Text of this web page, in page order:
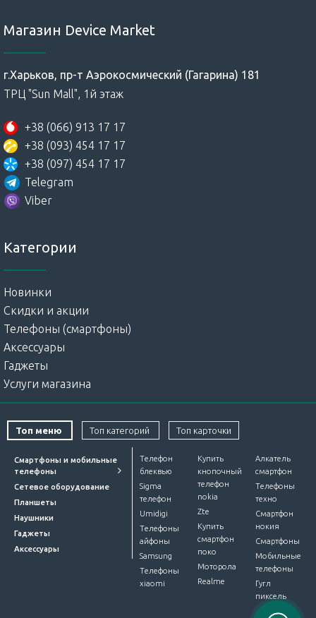
Магазин Device Market
г.Харьков, пр-т Аэрокосмический (Гагарина) 181
ТРЦ "Sun Mall", 1й этаж
+38 (066) 913 17 17
+38 (093) 454 17 17
+38 (097) 454 17 17
Telegram
Viber
Категории
Новинки
Скидки и акции
Телефоны (смартфоны)
Аксессуары
Гаджеты
Услуги магазина
Топ меню Топ категорий Топ карточки
Смартфоны и мобильные
телефоны
Сетевое оборудование
Планшеты
Наушники
Гаджеты
Аксессуары
Телефон
блеквью
Sigma
телефон
Umidigi
Телефоны
айфоны
Samsung
Телефоны
xiaomi
Купить
кнопочный
телефон
nokia
Zte
Купить
смартфон
поко
Моторола
Realme
Алкатель
смартфон
Телефоны
техно
Смартфон
нокия
Смартфоны
Мобильные
телефоны
Гугл
пиксель